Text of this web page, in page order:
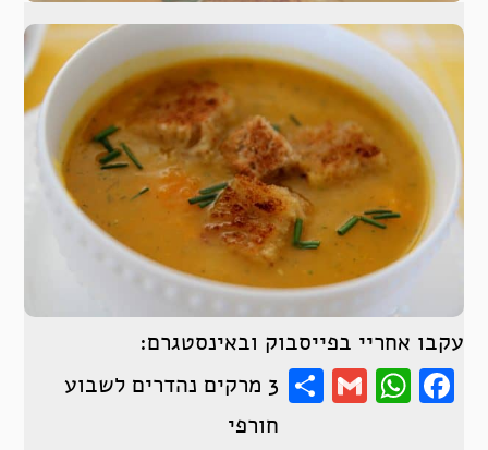
עקבו אחריי בפייסבוק ובאינסטגרם:
Facebook
WhatsApp
Gmail
Share
3 מרקים נהדרים לשבוע
חורפי